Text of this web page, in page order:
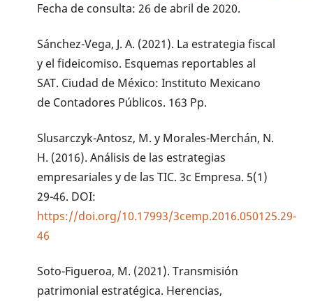
Fecha de consulta: 26 de abril de 2020.
Sánchez-Vega, J. A. (2021). La estrategia fiscal
y el fideicomiso. Esquemas reportables al
SAT. Ciudad de México: Instituto Mexicano
de Contadores Públicos. 163 Pp.
Slusarczyk-Antosz, M. y Morales-Merchán, N.
H. (2016). Análisis de las estrategias
empresariales y de las TIC. 3c Empresa. 5(1)
29-46. DOI:
https://doi.org/10.17993/3cemp.2016.050125.29-
46
Soto-Figueroa, M. (2021). Transmisión
patrimonial estratégica. Herencias,